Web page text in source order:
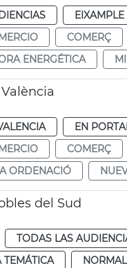
EIXAMPLE
COMERÇ
ENERGÉTICA
EN
COMERÇ
ORDENACIÓ
del Sud
TODAS LAS
TEMÁTICA NORMAL